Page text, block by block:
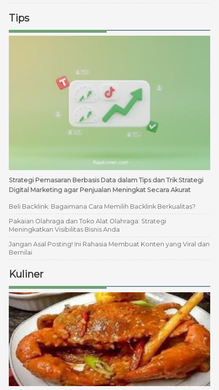
Tips
Strategi Pemasaran Berbasis Data dalam Tips dan Trik Strategi
Digital Marketing agar Penjualan Meningkat Secara Akurat
Beli Backlink: Bagaimana Cara Memilih Backlink Berkualitas?
Pakaian Olahraga dan Toko Alat Olahraga: Strategi
Meningkatkan Visibilitas Bisnis Anda
Jangan Asal Posting! Ini Rahasia Membuat Konten yang Viral dan
Bernilai
Kuliner